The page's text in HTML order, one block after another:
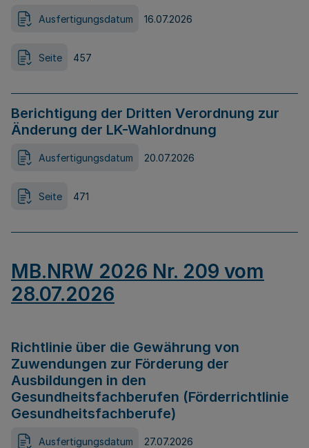
Ausfertigungsdatum 16.07.2026
Seite 457
Berichtigung der Dritten Verordnung zur
Änderung der LK-Wahlordnung
Ausfertigungsdatum 20.07.2026
Seite 471
MB.NRW 2026 Nr. 209 vom
28.07.2026
Richtlinie über die Gewährung von
Zuwendungen zur Förderung der
Ausbildungen in den
Gesundheitsfachberufen (Förderrichtlinie
Gesundheitsfachberufe)
Ausfertigungsdatum 27.07.2026